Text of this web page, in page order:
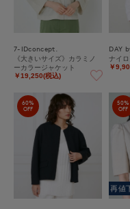
7-IDconcept.
《大きいサイズ》カラミノ
ーカラージャケット
￥19,250(税込)
ナイ
￥
60%
OFF
50%
OFF
再値